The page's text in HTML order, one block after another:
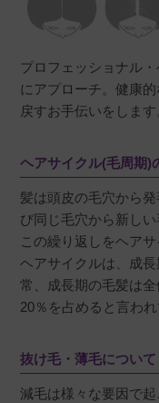
プロフェッショナル
にアプローチ。健康
戻すお手伝いをします
ヘアサイクル(毛周期)
髪は頭皮の毛穴から
び同じ毛穴から新しい
この繰り返しをヘア
ヘアサイクルは、成
常、成長期の毛髪は
20％を占めると言われ
抜け毛・薄毛について
減毛は様々な要因で起